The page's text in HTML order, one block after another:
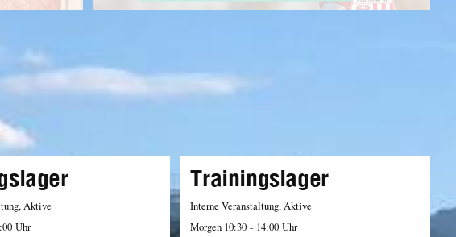
Aktive
Uhr
Trainingslager
Interne Veranstaltung, Aktive
Morgen 10:30 - 14:00 Uhr